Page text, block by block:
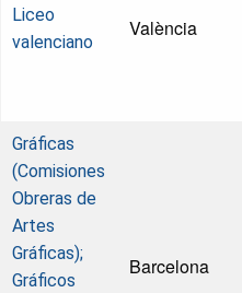
Liceo
valenciano
València
Gráficas
(Comisiones
Obreras de
Artes
Gráficas);
Gráficos
Barcelona